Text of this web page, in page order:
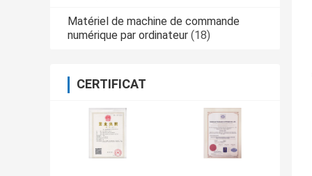
Matériel de machine de commande
numérique par ordinateur (18)
CERTIFICAT